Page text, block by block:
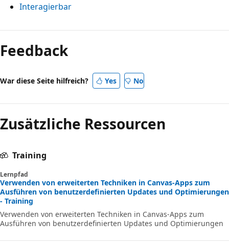
Interagierbar
Feedback
War diese Seite hilfreich? Yes No
Zusätzliche Ressourcen
Training
Lernpfad
Verwenden von erweiterten Techniken in Canvas-Apps zum
Ausführen von benutzerdefinierten Updates und Optimierungen
- Training
Verwenden von erweiterten Techniken in Canvas-Apps zum
Ausführen von benutzerdefinierten Updates und Optimierungen